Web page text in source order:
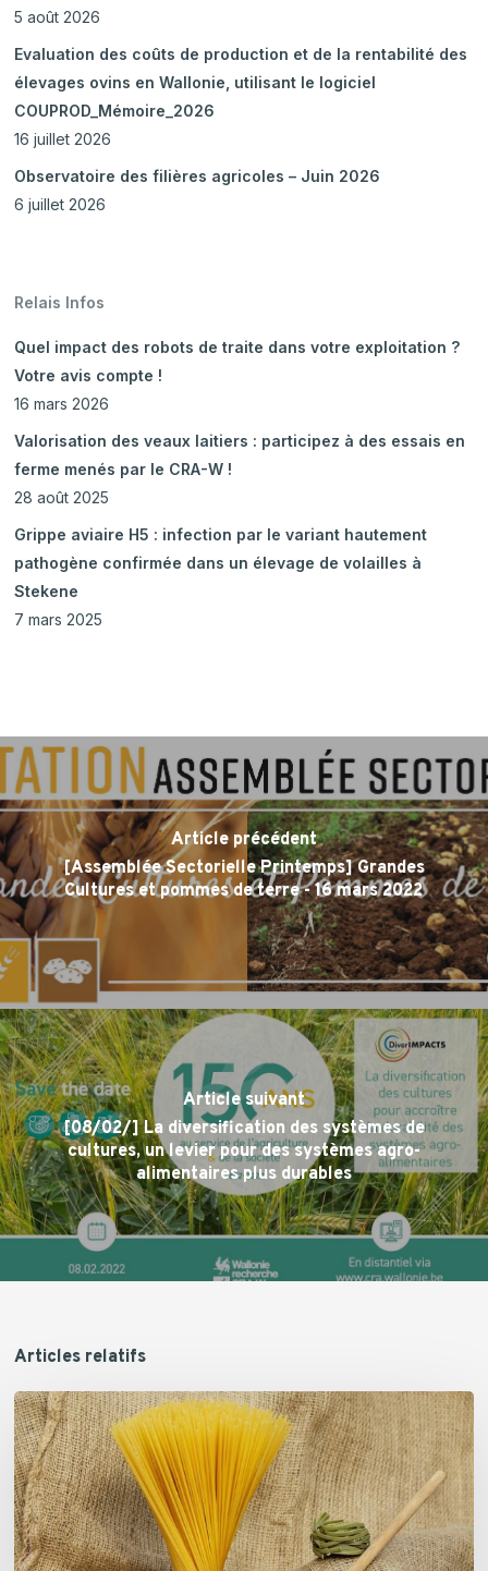
5 août 2026
Evaluation des coûts de production et de la rentabilité des
élevages ovins en Wallonie, utilisant le logiciel
COUPROD_Mémoire_2026
16 juillet 2026
Observatoire des filières agricoles – Juin 2026
6 juillet 2026
Relais Infos
Quel impact des robots de traite dans votre exploitation ?
Votre avis compte !
16 mars 2026
Valorisation des veaux laitiers : participez à des essais en
ferme menés par le CRA-W !
28 août 2025
Grippe aviaire H5 : infection par le variant hautement
pathogène confirmée dans un élevage de volailles à
Stekene
7 mars 2025
Article précédent
[Assemblée Sectorielle Printemps] Grandes
Cultures et pommes de terre - 16 mars 2022
Article suivant
[08/02/] La diversification des systèmes de
cultures, un levier pour des systèmes agro-
alimentaires plus durables
Articles relatifs
La
filière
du
blé
dur
se